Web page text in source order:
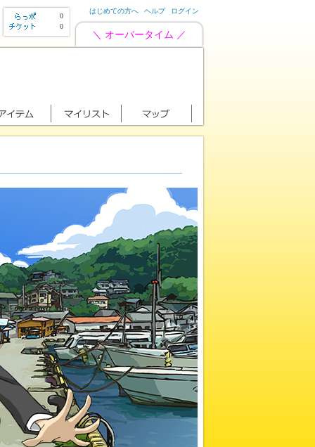
0
0
はじめての方へ ヘルプ ログイン
＼ オーバータイム ／